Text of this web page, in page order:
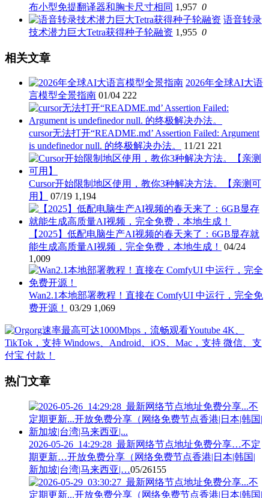
布小型免提翻译器和胸卡尺寸相同 1,957 0
语音转录
技术潜力巨大Tetra获得种子轮融资 1,955 0
相关文章
2026年全球AI大语
言模型全景指南 01/04 222
cursor无法打开“README.md’ Assertion Failed: Argument
is undefinedor null. 的终极解决办法。
11/21 221
Cursor开始限制地区使用，教你3种解决方法。【亲测可
用】
07/19 1,194
【2025】低配电脑生产AI视频的春天来了：6GB显存就
能生成高质量AI视频，完全免费，本地生成！
04/24
1,009
Wan2.1本地部署教程！直接在 ComfyUI 中运行，完全免
费开源！
03/29 1,069
热门文章
2026-05-26_14:29:28_最新网络节点地址免费分享…不定
期更新…开放免费分享（网络免费节点香港|日本|韩国|
新加坡|台湾|马来西亚|…05/26155